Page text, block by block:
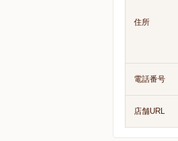
住所
電話番号
店舗URL